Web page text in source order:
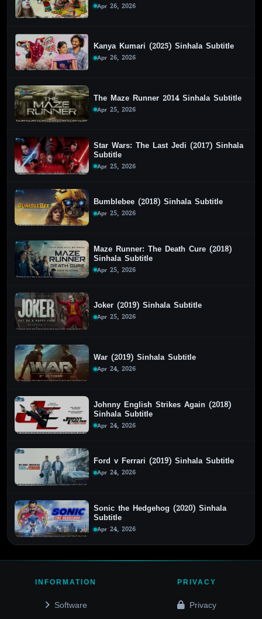
Apr 26, 2026
Kanya Kumari (2025) Sinhala Subtitle
Apr 26, 2026
The Maze Runner 2014 Sinhala Subtitle
Apr 25, 2026
Star Wars: The Last Jedi (2017) Sinhala
Subtitle
Apr 25, 2026
Bumblebee (2018) Sinhala Subtitle
Apr 25, 2026
Maze Runner: The Death Cure (2018)
Sinhala Subtitle
Apr 25, 2026
Joker (2019) Sinhala Subtitle
Apr 25, 2026
War (2019) Sinhala Subtitle
Apr 24, 2026
Johnny English Strikes Again (2018)
Sinhala Subtitle
Apr 24, 2026
Ford v Ferrari (2019) Sinhala Subtitle
Apr 24, 2026
Sonic the Hedgehog (2020) Sinhala
Subtitle
Apr 24, 2026
INFORMATION
Software
PRIVACY
Privacy